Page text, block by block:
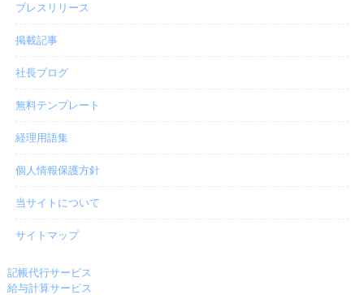
プレスリリース
掲載記事
社長ブログ
無料テンプレート
経理用語集
個人情報保護方針
当サイトについて
サイトマップ
記帳代行サービス
給与計算サービス